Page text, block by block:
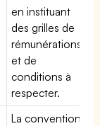
en instituant
des grilles de
rémunérations
et de
conditions à
respecter.
La convention